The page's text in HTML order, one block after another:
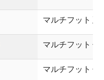
マルチフット
マルチフット 低
マルチフット 低